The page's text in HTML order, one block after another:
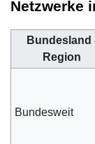
Netzwerke
Bundesland
Region
Bundesweit